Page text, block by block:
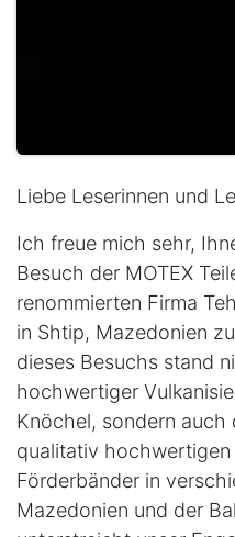
Liebe Leserinnen und
Ich freue mich sehr,
Besuch der MOTEX
renommierten Firma
in Shtip, Mazedonien
dieses Besuchs stand
hochwertiger
Knöchel, sondern auch
qualitativ hochwertigen
Förderbänder in
Mazedonien und der